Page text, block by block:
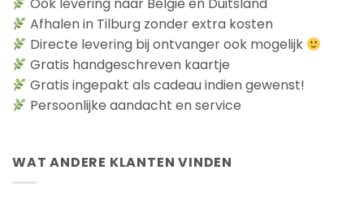
Ook levering naar België en Duitsland
Afhalen in Tilburg zonder extra kosten
Directe levering bij ontvanger ook mogelijk
Gratis handgeschreven kaartje
Gratis ingepakt als cadeau indien gewenst!
Persoonlijke aandacht en service
WAT ANDERE KLANTEN VINDEN